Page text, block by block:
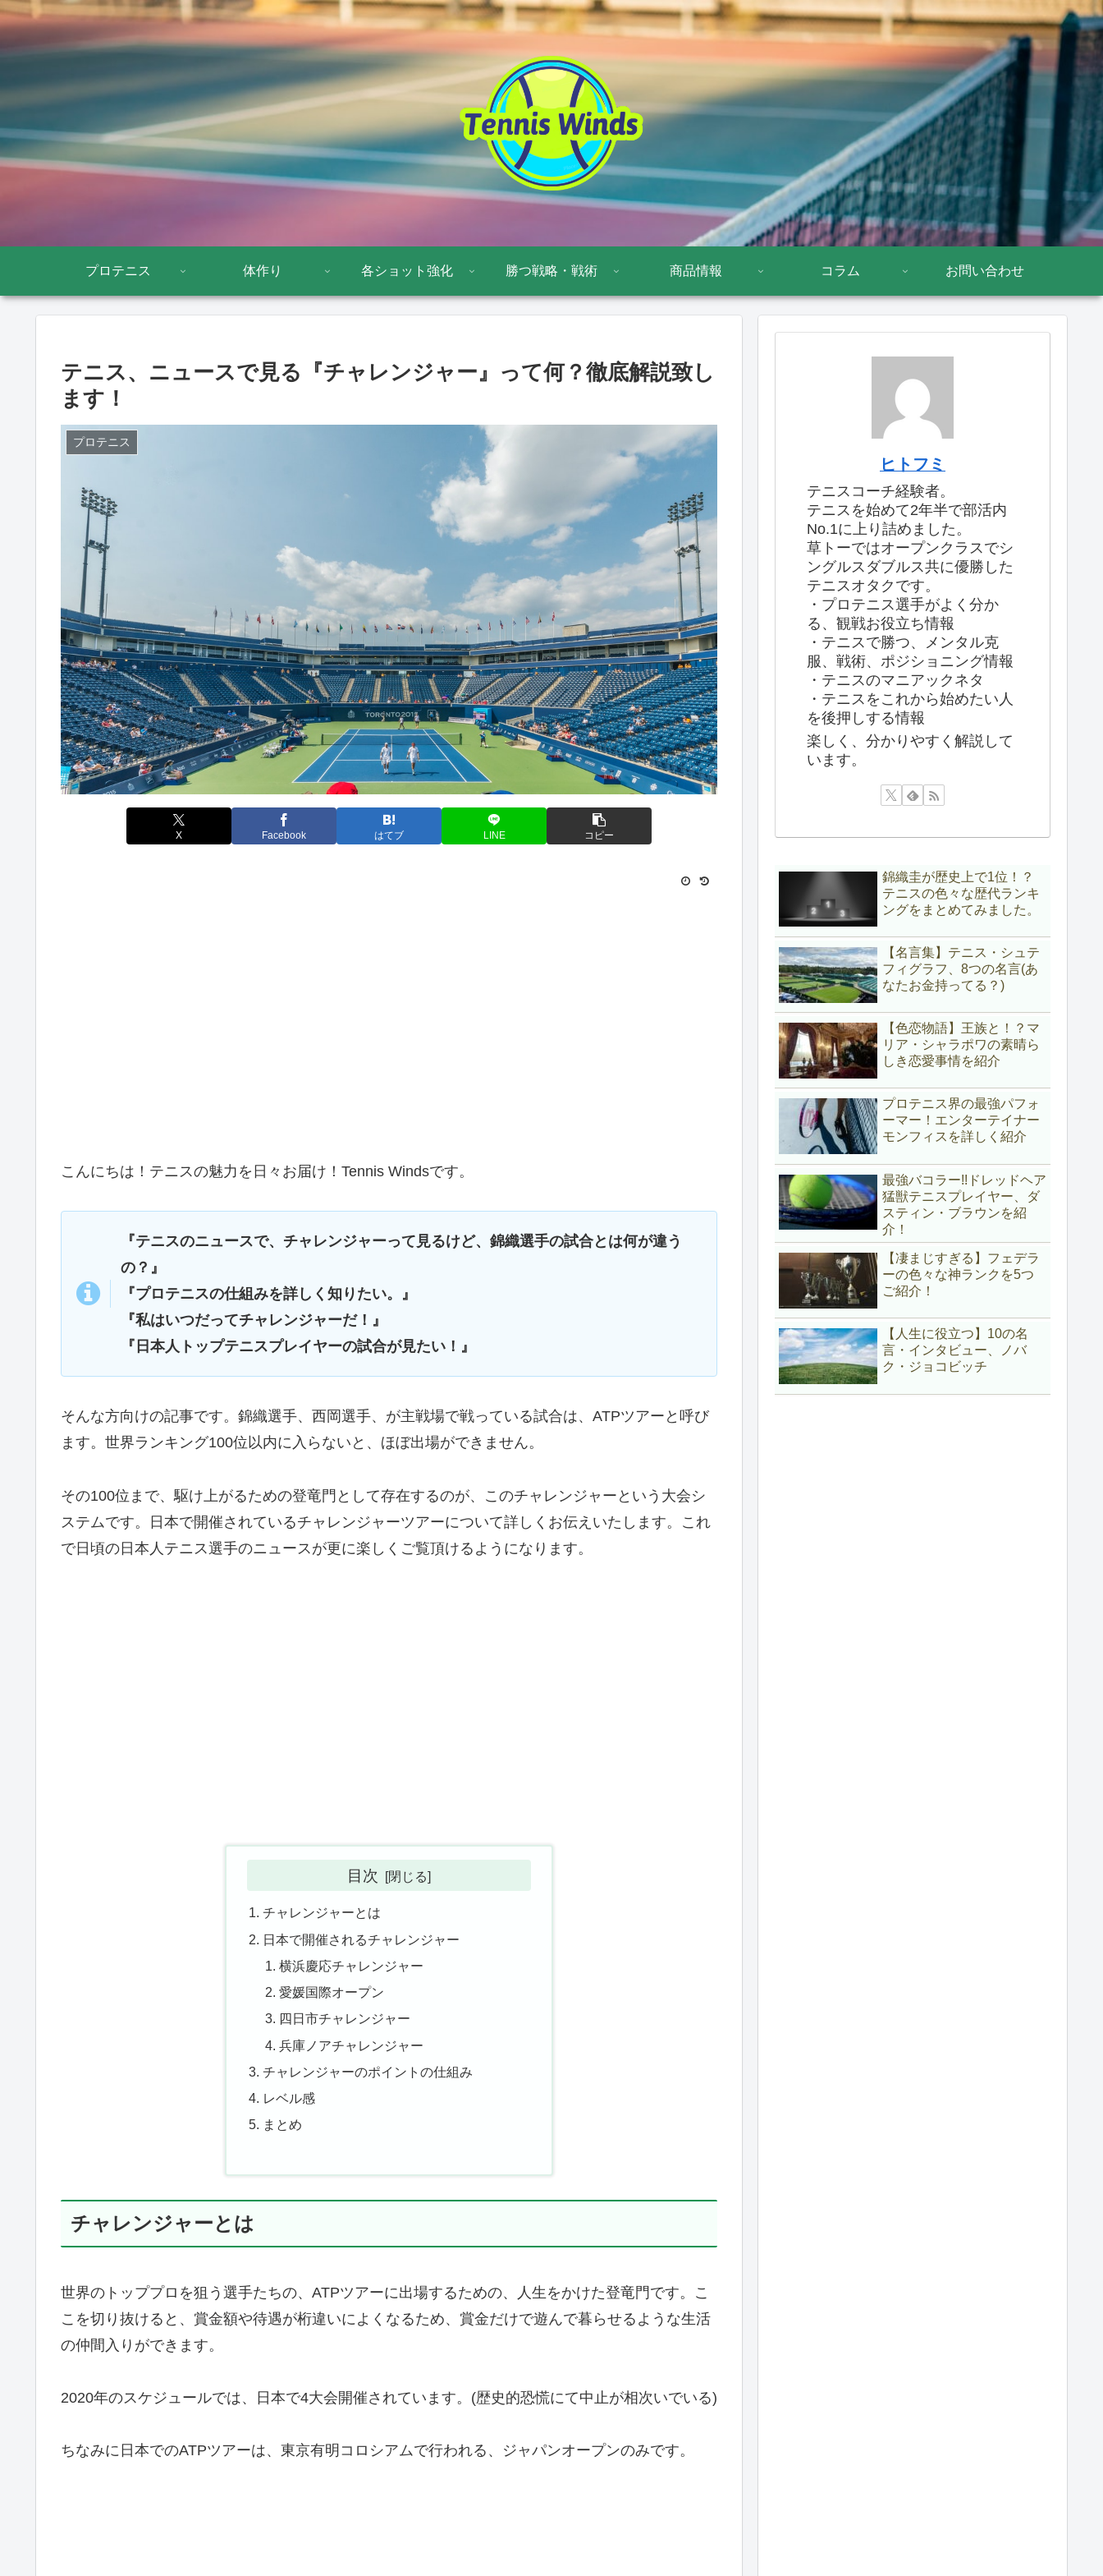
プロテニス 体作り 各ショット強化 勝つ戦略・戦術 商品情報 コラム お問い合わせ
テニス、ニュースで見る『チャレンジャー』って何？徹底解説致し
ます！
プロテニス
X Facebook はてブ LINE コピー
こんにちは！テニスの魅力を日々お届け！Tennis Windsです。
『テニスのニュースで、チャレンジャーって見るけど、錦織選手の試合とは何が違う
の？』
『プロテニスの仕組みを詳しく知りたい。』
『私はいつだってチャレンジャーだ！』
『日本人トップテニスプレイヤーの試合が見たい！』
そんな方向けの記事です。錦織選手、西岡選手、が主戦場で戦っている試合は、ATPツアーと呼び
ます。世界ランキング100位以内に入らないと、ほぼ出場ができません。
その100位まで、駆け上がるための登竜門として存在するのが、このチャレンジャーという大会シ
ステムです。日本で開催されているチャレンジャーツアーについて詳しくお伝えいたします。これ
で日頃の日本人テニス選手のニュースが更に楽しくご覧頂けるようになります。
目次
チャレンジャーとは
日本で開催されるチャレンジャー
横浜慶応チャレンジャー
愛媛国際オープン
四日市チャレンジャー
兵庫ノアチャレンジャー
チャレンジャーのポイントの仕組み
レベル感
まとめ
チャレンジャーとは
世界のトッププロを狙う選手たちの、ATPツアーに出場するための、人生をかけた登竜門です。こ
こを切り抜けると、賞金額や待遇が桁違いによくなるため、賞金だけで遊んで暮らせるような生活
の仲間入りができます。
2020年のスケジュールでは、日本で4大会開催されています。(歴史的恐慌にて中止が相次いでいる)
ちなみに日本でのATPツアーは、東京有明コロシアムで行われる、ジャパンオープンのみです。
ヒトフミ
テニスコーチ経験者。
テニスを始めて2年半で部活内
No.1に上り詰めました。
草トーではオープンクラスでシ
ングルスダブルス共に優勝した
テニスオタクです。
・プロテニス選手がよく分か
る、観戦お役立ち情報
・テニスで勝つ、メンタル克
服、戦術、ポジショニング情報
・テニスのマニアックネタ
・テニスをこれから始めたい人
を後押しする情報
楽しく、分かりやすく解説して
います。
錦織圭が歴史上で1位！？
テニスの色々な歴代ランキ
ングをまとめてみました。
【名言集】テニス・シュテ
フィグラフ、8つの名言(あ
なたお金持ってる？)
【色恋物語】王族と！？マ
リア・シャラポワの素晴ら
しき恋愛事情を紹介
プロテニス界の最強パフォ
ーマー！エンターテイナー
モンフィスを詳しく紹介
最強バコラー!!ドレッドヘア
猛獣テニスプレイヤー、ダ
スティン・ブラウンを紹
介！
【凄まじすぎる】フェデラ
ーの色々な神ランクを5つ
ご紹介！
【人生に役立つ】10の名
言・インタビュー、ノバ
ク・ジョコビッチ